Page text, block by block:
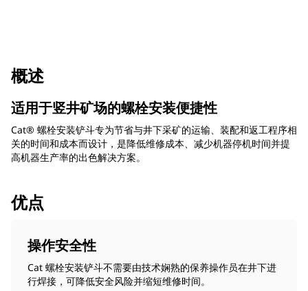
概述
适用于竖井矿场的螺栓安装便捷性
Cat® 螺栓安装铲斗专为节省与井下采矿的运输、装配和返工程序相
关的时间和成本而设计，是降低维修成本、减少机器停机时间并提
高机器生产率的出色解决方案。
优点
操作安全性
Cat 螺栓安装铲斗不需要由技术娴熟的保养操作员在井下进
行焊接，可降低安全风险并缩短维修时间。